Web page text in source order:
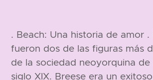
. Beach: Una historia de amor .
fueron dos de las figuras más
de la sociedad neoyorquina de
siglo XIX. Breese era un